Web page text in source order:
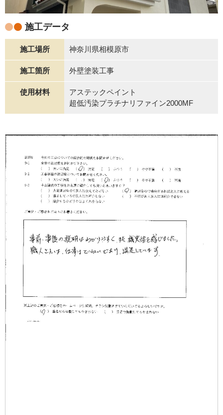
施工データ
施工場所 神奈川県相模原市
施工箇所 外壁塗装工事
使用材料
アステックペイント
超低汚染プラチナリファイン2000MF